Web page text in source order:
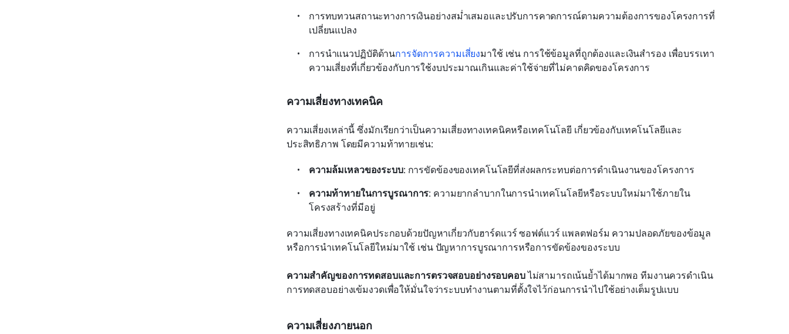
การทบทวนสถานะทางการเงินอย่างสม่ำเสมอและปรับการคาดการณ์ตามความต้องการของโครงการที่
เปลี่ยนแปลง
การนำแนวปฏิบัติด้านการจัดการความเสี่ยงมาใช้ เช่น การใช้ข้อมูลที่ถูกต้องและเงินสำรอง เพื่อบรรเทา
ความเสี่ยงที่เกี่ยวข้องกับการใช้งบประมาณเกินและค่าใช้จ่ายที่ไม่คาดคิดของโครงการ
ความเสี่ยงทางเทคนิค
ความเสี่ยงเหล่านี้ ซึ่งมักเรียกว่าเป็นความเสี่ยงทางเทคนิคหรือเทคโนโลยี เกี่ยวข้องกับเทคโนโลยีและ
ประสิทธิภาพ โดยมีความท้าทายเช่น:
ความล้มเหลวของระบบ: การขัดข้องของเทคโนโลยีที่ส่งผลกระทบต่อการดำเนินงานของโครงการ
ความท้าทายในการบูรณาการ: ความยากลำบากในการนำเทคโนโลยีหรือระบบใหม่มาใช้ภายใน
โครงสร้างที่มีอยู่
ความเสี่ยงทางเทคนิคประกอบด้วยปัญหาเกี่ยวกับฮาร์ดแวร์ ซอฟต์แวร์ แพลตฟอร์ม ความปลอดภัยของข้อมูล
หรือการนำเทคโนโลยีใหม่มาใช้ เช่น ปัญหาการบูรณาการหรือการขัดข้องของระบบ
ความสำคัญของการทดสอบและการตรวจสอบอย่างรอบคอบ ไม่สามารถเน้นย้ำได้มากพอ ทีมงานควรดำเนิน
การทดสอบอย่างเข้มงวดเพื่อให้มั่นใจว่าระบบทำงานตามที่ตั้งใจไว้ก่อนการนำไปใช้อย่างเต็มรูปแบบ
ความเสี่ยงภายนอก